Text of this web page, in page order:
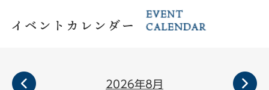
2026年8月